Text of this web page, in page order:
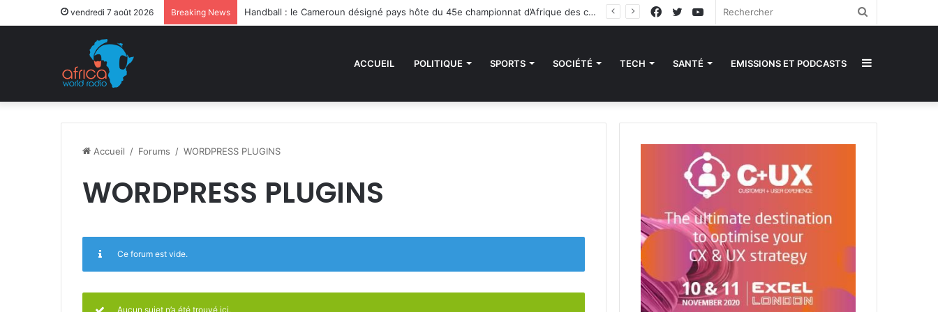
vendredi 7 août 2026 Breaking News Handball : le Cameroun désigné pays hôte du 45e championnat d’Afrique des clubs champions YouTube
Twitter
Facebook
ACCUEIL POLITIQUE SPORTS SOCIÉTÉ TECH SANTÉ EMISSIONS ET PODCASTS
Accueil / Forums / WORDPRESS PLUGINS
WORDPRESS PLUGINS
Ce forum est vide.
Aucun sujet n’a été trouvé ici.